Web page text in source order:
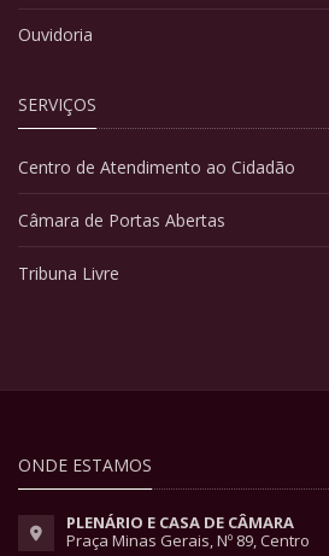
Ouvidoria
SERVIÇOS
Centro de Atendimento ao Cidadão
Câmara de Portas Abertas
Tribuna Livre
ONDE ESTAMOS
PLENÁRIO E CASA DE CÂMARA
Praça Minas Gerais, Nº 89, Centro